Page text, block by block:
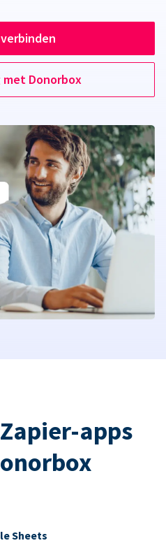
met Donorbox
apps
Sheets